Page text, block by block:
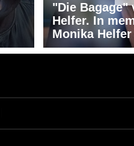
"Die Bagage"
Helfer. In
Monika Helfer